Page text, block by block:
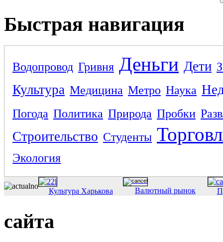
Быстрая навигация
Водопровод Гривня Деньги Дети
Культура Медицина Метро Наука
Погода Политика Природа Пробки
Строительство Студенты
Экология
Культура Харькова Валютный рынок
сайта